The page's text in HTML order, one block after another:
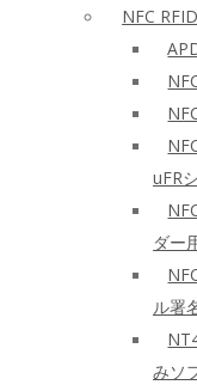
NFC
uFR
ダー
ル署
みソ